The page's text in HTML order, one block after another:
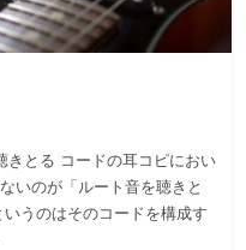
きとる コードの耳コピにおい
いのが「ルート音を聴きと
うのはそのコードを構成す